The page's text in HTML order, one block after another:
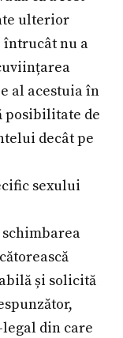
ulterior
nu a
al acestuia în
posibilitate de
decât pe
sexului
și solicită
din care